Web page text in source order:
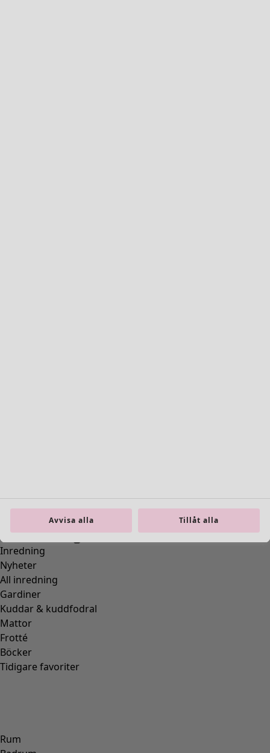
Inredning
Nyheter
All inredning
Gardiner
Kuddar & kuddfodral
Mattor
Frotté
Böcker
Tidigare favoriter
Rum
Avvisa alla Tillåt alla